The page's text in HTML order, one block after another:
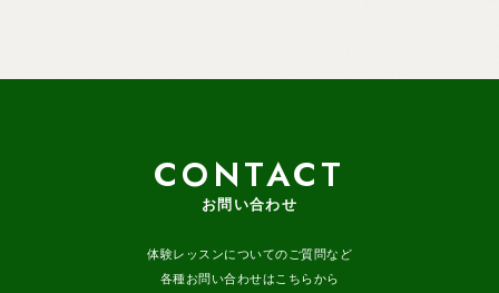
CONTACT
お問い合わせ
体験レッスンについてのご質問など
各種お問い合わせはこちらから